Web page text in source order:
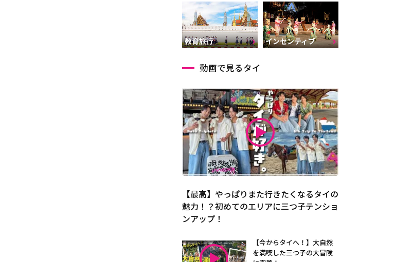
教育旅行 インセンティブ
動画で見るタイ
【最高】やっぱりまた行きたくなるタイの
魅力！？初めてのエリアに三つ子テンショ
ンアップ！
【今からタイへ！】大自然
を満喫した三つ子の大冒険